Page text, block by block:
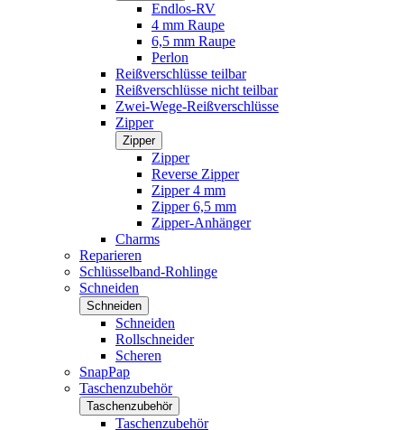
Endlos-RV
4 mm Raupe
6,5 mm Raupe
Perlon
Reißverschlüsse teilbar
Reißverschlüsse nicht teilbar
Zwei-Wege-Reißverschlüsse
Zipper
Zipper
Zipper
Reverse Zipper
Zipper 4 mm
Zipper 6,5 mm
Zipper-Anhänger
Charms
Reparieren
Schlüsselband-Rohlinge
Schneiden
Schneiden
Schneiden
Rollschneider
Scheren
SnapPap
Taschenzubehör
Taschenzubehör
Taschenzubehör